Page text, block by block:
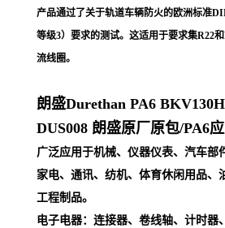
产品通过了关于轨道车辆防火的欧洲标准
等级3）要求的测试。这适用于要求集R22
流线圈。
朗盛Durethan PA6
DUS008 朗盛原厂原包/PA6应
广泛应用于机械、仪器仪表、汽车部
家电、通讯、纺机、体育休闲用品、
工程制品。
电子电器：连接器、卷线轴、计时器